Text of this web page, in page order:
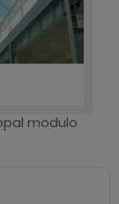
modulo